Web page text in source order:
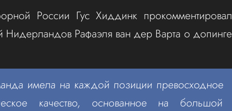
России Гус Хиддинк прокомментировал
Нидерландов Рафаэля ван дер Варта о допинге
имела на каждой позиции превосходное
качество, основанное на большой